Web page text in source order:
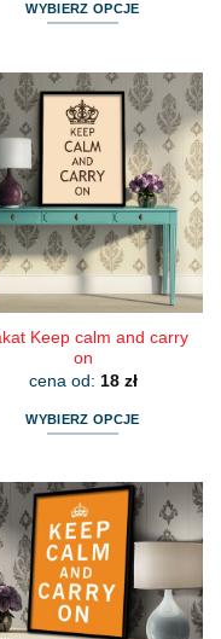
WYBIERZ OPCJE
ma
wiele
wariantów.
Opcje
można
wybrać
na
stronie
produktu
Keep calm and carry
on
cena od: 18 zł
WYBIERZ OPCJE
ma
wiele
wariantów.
Opcje
można
wybrać